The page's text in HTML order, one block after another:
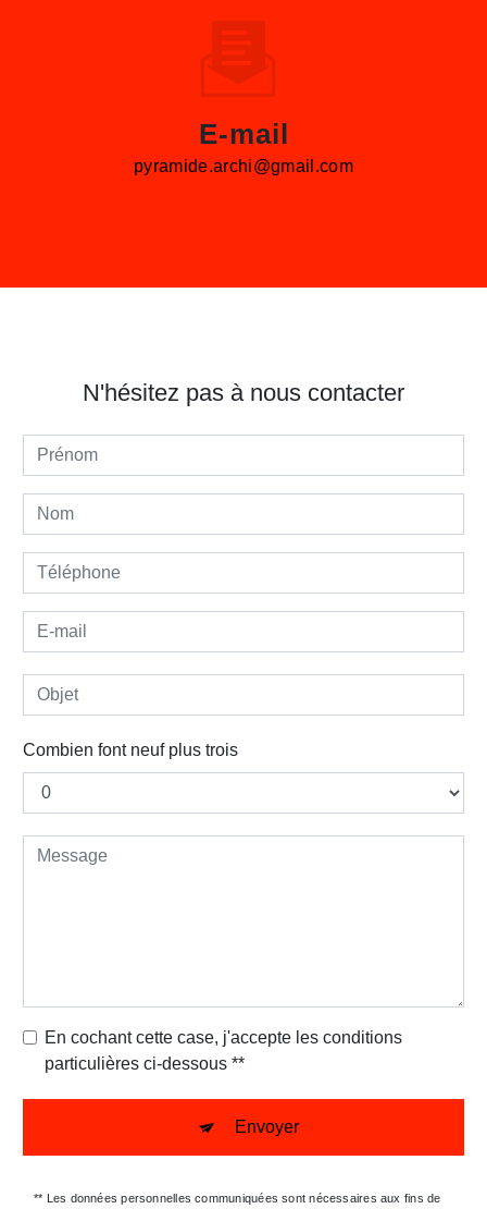
E-mail
pyramide.archi@gmail.com
N'hésitez pas à nous contacter
Combien font neuf plus trois
En cochant cette case, j'accepte les conditions
particulières ci-dessous **
Envoyer
** Les données personnelles communiquées sont nécessaires aux fins de